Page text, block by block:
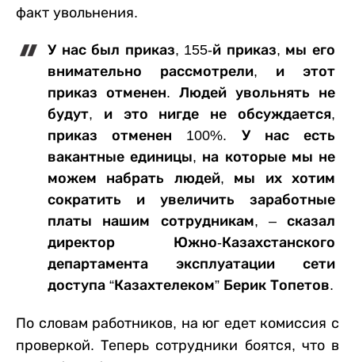
факт увольнения.
У нас был приказ, 155-й приказ, мы его
внимательно рассмотрели, и этот
приказ отменен. Людей увольнять не
будут, и это нигде не обсуждается,
приказ отменен 100%. У нас есть
вакантные единицы, на которые мы не
можем набрать людей, мы их хотим
сократить и увеличить заработные
платы нашим сотрудникам, – сказал
директор Южно-Казахстанского
департамента эксплуатации сети
доступа “Казахтелеком” Берик Топетов.
По словам работников, на юг едет комиссия с
проверкой. Теперь сотрудники боятся, что в